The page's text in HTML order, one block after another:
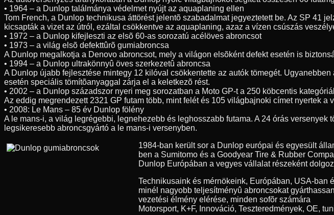
• 1964 – a Dunlop találmánya védelmet nyújt az aquaplaning ellen
Tom French, a Dunlop technikusa áttörést jelentõ szabadalmat jegyeztetett be. Az SP 41
kicsapták a vizet az útról, ezáltal csökkentve az aquaplaning, azaz a vízen csúszás
• 1972 – a Dunlop kifejleszti az elsõ 60-as sorozatú acélöves abroncsot
• 1973 – a világ elsõ defekttûrõ gumiabroncsa
A Dunlop megalkotja a Denovo abroncsot, mely a világon elsõként defekt esetén is
• 1994 – a Dunlop ultrakönnyû öves szerkezetû abroncsa
A Dunlop újabb fejlesztése mintegy 12 kilóval csökkentette az autók tömegét.
esetén speciális tömítõanyaggal zárja el a keletkezõ rést.
• 2002 – a Dunlop századszor nyeri meg sorozatban a Moto GP-t a 250 köbcentis
Az eddig megrendezett 2321 GP futam több, mint felét és 105 világbajnoki címet nyertek a
• 2008: Le Mans – 85 év Dunlop fölény
A le mans-i, a világ legrégebbi, legnehezebb és leghosszabb futama. A 24 órás
legsikeresebb abroncsgyártó a le mans-i versenyben.
1984-ban került sor a Dunlop európai és egyesült
ben a Sumitomo és a Goodyear Tire & Rubber
Dunlop Európában a vegyes vállalat részeként
Technikusaink és mérnökeink, Európában, USA-ban
minél nagyobb teljesítményû abroncsokat
vezetési élmény elérése, minden sofõr számára
Motorsport, K+F, Innováció, Teszteredmények, OE,